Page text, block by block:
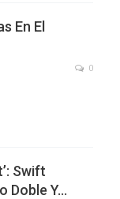
En El
0
Swift
Doble Y…